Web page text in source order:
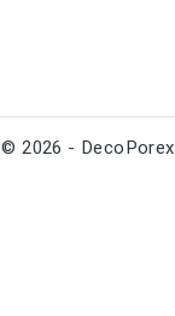
© 2026 - DecoPorex